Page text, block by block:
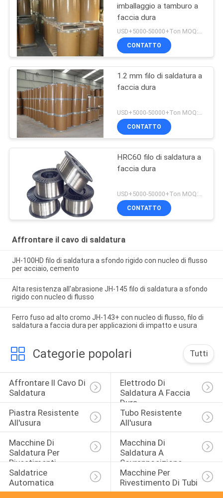
imballaggio a tamburo a
faccia dura
USD+5000-50000+Ton MOQ:1 tonnellata
CONTATTO
1.2 mm filo di saldatura a
faccia dura
CONTATTO
HRC60 filo di saldatura a
faccia dura
CONTATTO
Affrontare il cavo di saldatura
JH-100HD filo di saldatura a sfondo rigido con nucleo di flusso
per acciaio, cemento
Alta resistenza all'abrasione JH-145 filo di saldatura a sfondo
rigido con nucleo di flusso
Ferro fuso ad alto cromo JH-143+ con nucleo di flusso, filo di
saldatura a faccia dura per applicazioni di impatto e usura
Categorie popolari Tutti
Affrontare Il Cavo Di
Saldatura
Elettrodo Di
Saldatura A Faccia
Dura
Piastra Resistente
All'usura
Tubo Resistente
All'usura
Macchine Di
Saldatura Per
Rivestimenti
Macchina Di
Saldatura A
Sovrapposizione
Saldatrice
Automatica
Macchine Per
Rivestimento Di Tubi